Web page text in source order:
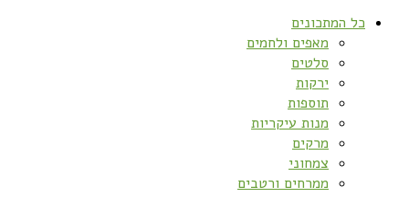
כל המתכונים
מאפים ולחמים
סלטים
ירקות
תוספות
מנות עיקריות
מרקים
צמחוני
ממרחים ורטבים